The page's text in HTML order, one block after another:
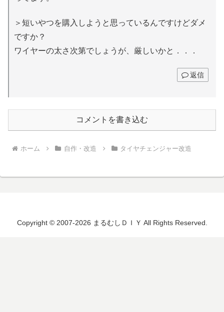
＞短いやつを購入しようと思っているんですけどダメ
ですか？
ワイヤーの太さ次第でしょうが、厳しいかと．．．
返信
コメントを書き込む
ホーム 自作・改造 タイヤチェンジャー改造
Copyright © 2007-2026 まるむしＤＩＹ All Rights Reserved.